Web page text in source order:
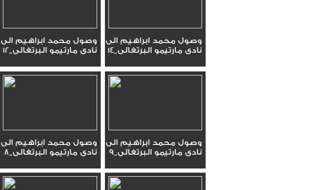
وصول محمد ابراهيم الى
نادى مارتيمو البرتغالى_14
وصول محمد ابراهيم الى
نادى مارتيمو البرتغالى_12
وصول محمد ابراهيم الى
نادى مارتيمو البرتغالى_9
وصول محمد ابراهيم الى
نادى مارتيمو البرتغالى_8